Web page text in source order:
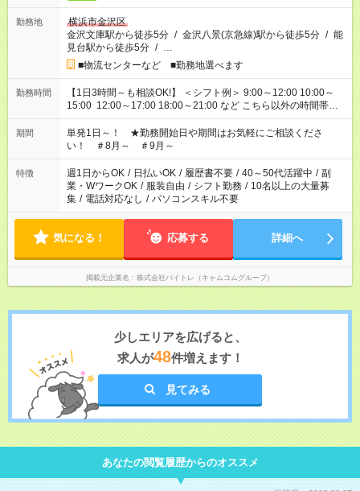
勤務地
横浜市金沢区
金沢文庫駅から徒歩5分 / 金沢八景(京急線)駅から徒歩5分 / 能
見台駅から徒歩5分 / …
■物流センターなど ■勤務地選べます
勤務時間
【1日3時間～も相談OK!】 ＜シフト例＞ 9:00～12:00 10:00～
15:00 12:00～17:00 18:00～21:00 など こちら以外の時間帯も
お気軽にご相談ください！
期間
単発1日～！ ★勤務開始日や期間はお気軽にご相談くださ
い！ ＃8月～ ＃9月～
特徴 週1日からOK / 日払いOK / 履歴書不要 / 40～50代活躍中 / 副
業・WワークOK / 服装自由 / シフト勤務 / 10名以上の大量募
集 / 電話対応なし / パソコンスキル不要
気になる！ 応募する 詳細へ
掲載元企業名 株式会社バイトレ（キャムコムグループ）
少しエリアを広げると、
求人が48件増えます！
見てみる
あなたの閲覧履歴からのオススメ